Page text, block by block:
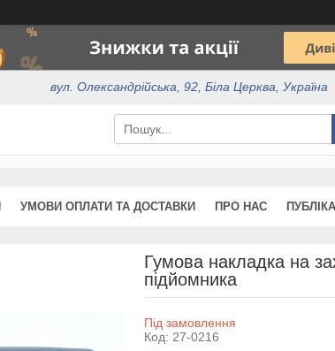
вул. Олександрійська, 92, Біла Церква, Україна
УМОВИ ОПЛАТИ ТА ДОСТАВКИ ПРО НАС
Гумова накладка на
підйомника
Під замовлення
Код: 27-0216